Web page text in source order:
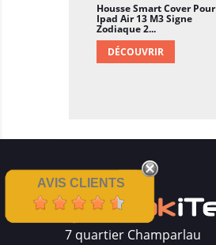
Housse Smart Cover Pour
Ipad Air 13 M3 Signe
Zodiaque 2...
DÉCOUVRIR
7 quartier Champarlau
AVIS CLIENTS